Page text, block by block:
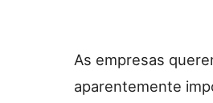
As empresas
aparentemente